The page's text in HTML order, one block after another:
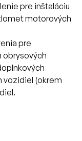
pre inštaláciu
motorových
pre
obrysových
vozidiel (okrem